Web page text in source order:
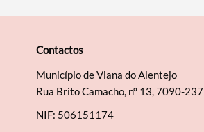
Contactos
Município de Viana do Alentejo
Rua Brito Camacho, nº 13, 7090-237
NIF: 506151174